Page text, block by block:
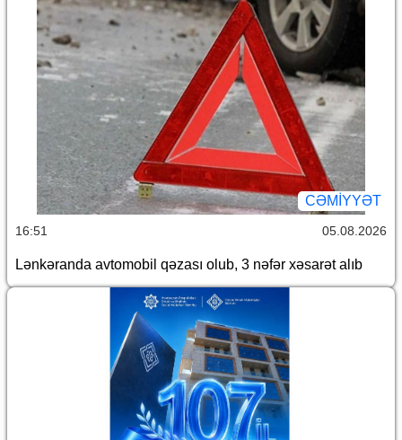
CƏMİYYƏT
16:51 05.08.2026
Lənkəranda avtomobil qəzası olub, 3 nəfər xəsarət alıb